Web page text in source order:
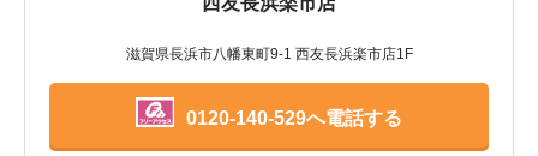
滋賀県長浜市八幡東町9-1 西友長浜楽市店1F
0120-140-529へ電話する